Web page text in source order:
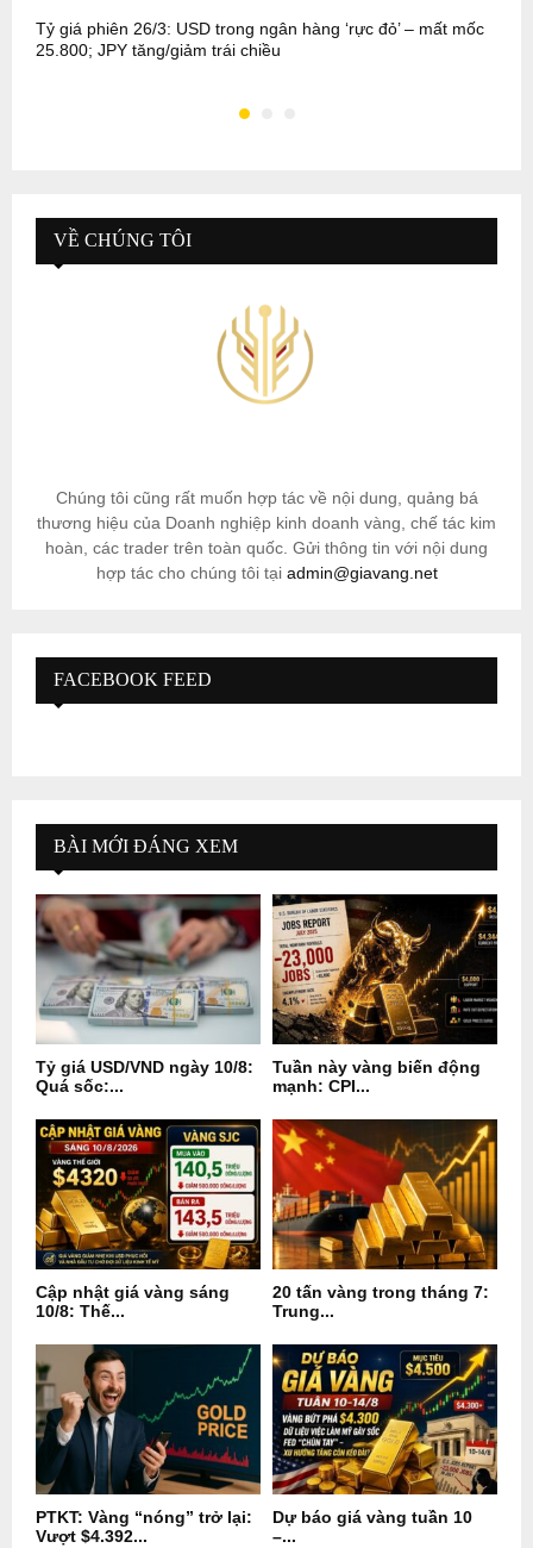
Tỷ giá phiên 26/3: USD trong ngân hàng ‘rực đỏ’ – mất mốc
25.800; JPY tăng/giảm trái chiều
VỀ CHÚNG TÔI
Chúng tôi cũng rất muốn hợp tác về nội dung, quảng bá
thương hiệu của Doanh nghiệp kinh doanh vàng, chế tác kim
hoàn, các trader trên toàn quốc. Gửi thông tin với nội dung
hợp tác cho chúng tôi tại admin@giavang.net
FACEBOOK FEED
BÀI MỚI ĐÁNG XEM
Tỷ giá USD/VND ngày 10/8:
Quá sốc:...
Tuần này vàng biến động
mạnh: CPI...
Cập nhật giá vàng sáng
10/8: Thế...
20 tấn vàng trong tháng 7:
Trung...
PTKT: Vàng “nóng” trở lại:
Vượt $4.392...
Dự báo giá vàng tuần 10
–...